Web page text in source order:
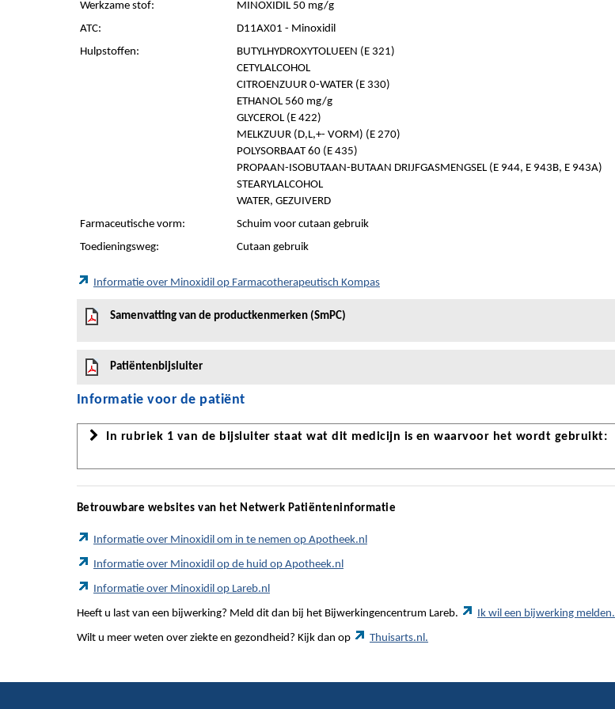
Werkzame stof:
MINOXIDIL 50 mg/g
ATC:
D11AX01 - Minoxidil
Hulpstoffen:
BUTYLHYDROXYTOLUEEN (E 321)
CETYLALCOHOL
CITROENZUUR 0-WATER (E 330)
ETHANOL 560 mg/g
GLYCEROL (E 422)
MELKZUUR (D,L,+- VORM) (E 270)
POLYSORBAAT 60 (E 435)
PROPAAN-ISOBUTAAN-BUTAAN DRIJFGASMENGSEL (E 944, E 943B, E 943A)
STEARYLALCOHOL
WATER, GEZUIVERD
Farmaceutische vorm:
Schuim voor cutaan gebruik
Toedieningsweg:
Cutaan gebruik
Informatie over Minoxidil op Farmacotherapeutisch Kompas
Samenvatting van de productkenmerken (SmPC)
Patiëntenbijsluiter
Informatie voor de patiënt
In rubriek 1 van de bijsluiter staat wat dit medicijn is en waarvoor het wordt gebruikt:
Betrouwbare websites van het Netwerk Patiënteninformatie
Informatie over Minoxidil om in te nemen op Apotheek.nl
Informatie over Minoxidil op de huid op Apotheek.nl
Informatie over Minoxidil op Lareb.nl
Heeft u last van een bijwerking? Meld dit dan bij het Bijwerkingencentrum Lareb. Ik wil een bijwerking melden.
Wilt u meer weten over ziekte en gezondheid? Kijk dan op Thuisarts.nl.